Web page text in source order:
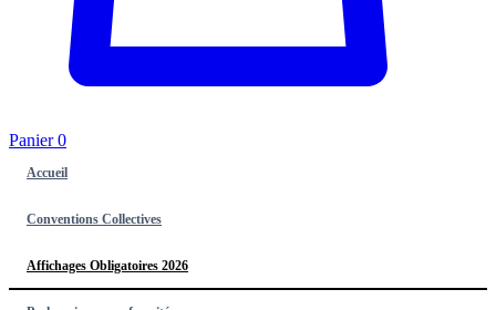
Panier0
Accueil
Conventions Collectives
Affichages Obligatoires 2026